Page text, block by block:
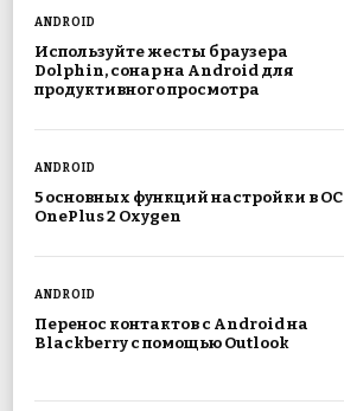
ANDROID
Используйте жесты браузера
Dolphin, сонар на Android для
продуктивного просмотра
ANDROID
5 основных функций настройки в ОС
OnePlus 2 Oxygen
ANDROID
Перенос контактов с Android на
Blackberry с помощью Outlook